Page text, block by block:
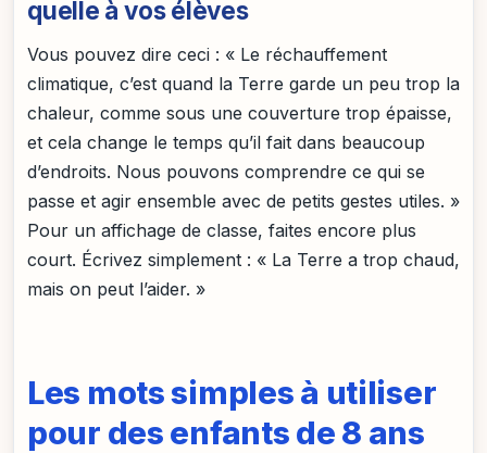
quelle à vos élèves
Vous pouvez dire ceci : « Le réchauffement
climatique, c’est quand la Terre garde un peu trop la
chaleur, comme sous une couverture trop épaisse,
et cela change le temps qu’il fait dans beaucoup
d’endroits. Nous pouvons comprendre ce qui se
passe et agir ensemble avec de petits gestes utiles. »
Pour un affichage de classe, faites encore plus
court. Écrivez simplement : « La Terre a trop chaud,
mais on peut l’aider. »
Les mots simples à utiliser
pour des enfants de 8 ans